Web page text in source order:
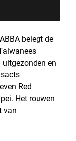
belegt de
uitgezonden en
Red
Het rouwen
van